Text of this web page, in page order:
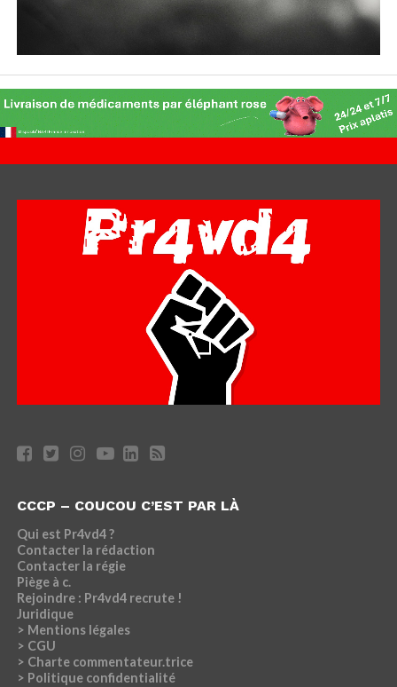
CCCP – COUCOU C’EST PAR LÀ
Qui est Pr4vd4 ?
Contacter la rédaction
Contacter la régie
Piège à c.
Rejoindre : Pr4vd4 recrute !
Juridique
> Mentions légales
> CGU
> Charte commentateur.trice
> Politique confidentialité